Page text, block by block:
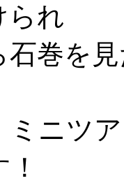
られ
巻を
ニツア